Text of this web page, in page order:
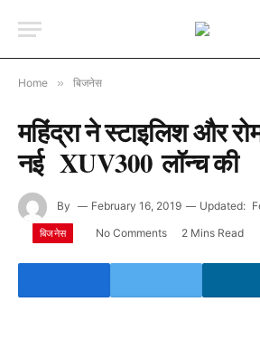
Home » बिजनेस
महिंद्रा ने स्टाइलिश और
नई XUV300 लाॅन्च की
By February 16, 2019 Updated:
बिजनेस No Comments 2 Mins Read